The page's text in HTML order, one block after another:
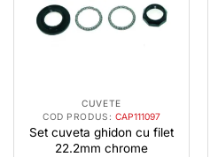
CUVETE
COD PRODUS: CAP111097
Set cuveta ghidon cu filet
22.2mm chrome